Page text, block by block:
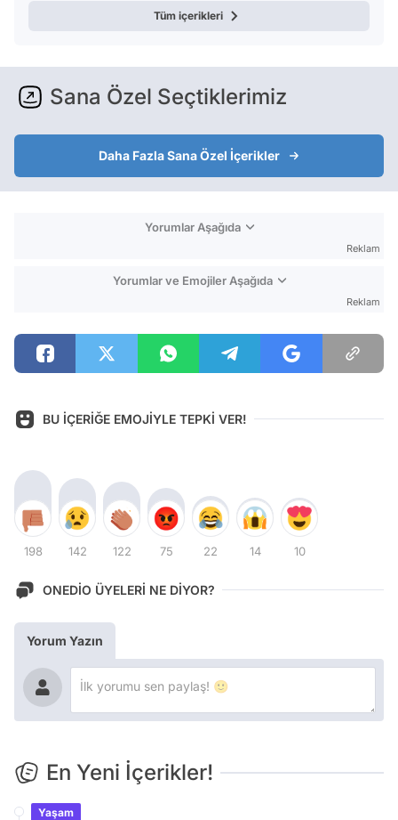
Tüm içerikleri
Sana Özel Seçtiklerimiz
Daha Fazla Sana Özel İçerikler
Yorumlar Aşağıda
Reklam
Yorumlar ve Emojiler Aşağıda
Reklam
BU İÇERİĞE EMOJİYLE TEPKİ VER!
198 142 122 75 22 14 10
ONEDİO ÜYELERİ NE DİYOR?
Yorum Yazın
En Yeni İçerikler!
Yaşam